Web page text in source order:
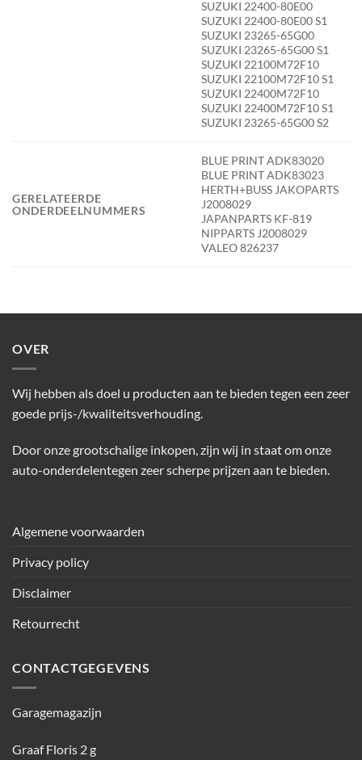
SUZUKI 22400-80E00
SUZUKI 22400-80E00 S1
SUZUKI 23265-65G00
SUZUKI 23265-65G00 S1
SUZUKI 22100M72F10
SUZUKI 22100M72F10 S1
SUZUKI 22400M72F10
SUZUKI 22400M72F10 S1
SUZUKI 23265-65G00 S2
GERELATEERDE
ONDERDEELNUMMERS
BLUE PRINT ADK83020
BLUE PRINT ADK83023
HERTH+BUSS JAKOPARTS
J2008029
JAPANPARTS KF-819
NIPPARTS J2008029
VALEO 826237
OVER
Wij hebben als doel u producten aan te bieden tegen een zeer
goede prijs-/kwaliteitsverhouding.
Door onze grootschalige inkopen, zijn wij in staat om onze
auto-onderdelentegen zeer scherpe prijzen aan te bieden.
Algemene voorwaarden
Privacy policy
Disclaimer
Retourrecht
CONTACTGEGEVENS
Garagemagazijn
Graaf Floris 2 g